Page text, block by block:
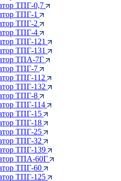
ТПГ-0,7
ТПГ-1
ТПГ-2
ТПГ-4
ТПГ-121
ТПГ-131
ТПА-7Г
ТПГ-7
ТПГ-112
ТПГ-132
ТПГ-8
ТПГ-114
ТПГ-15
ТПГ-18
ТПГ-25
ТПГ-32
ТПГ-139
ТПА-60Г
ТПГ-60
ТПГ-125